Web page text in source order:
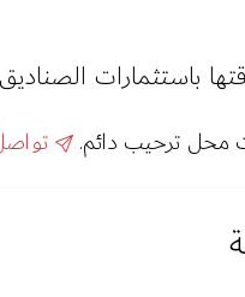
باستثمارات
محل ترحيب دائم.